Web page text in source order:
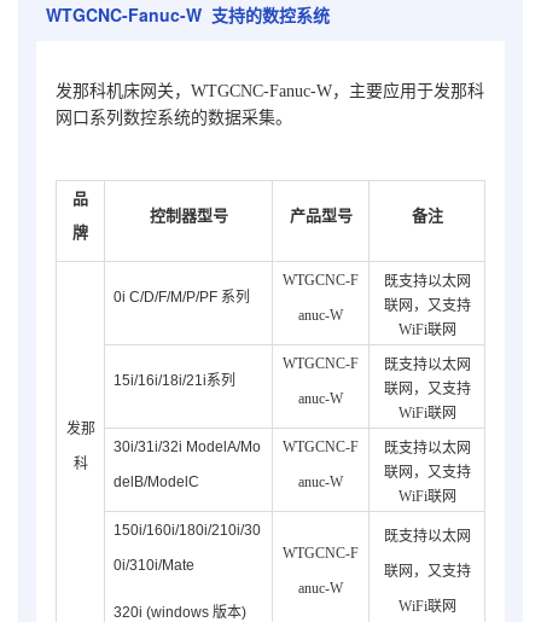
WTGCNC-Fanuc-W 支持的数控系统
发那科机床网关，WTGCNC-Fanuc-W，主要应用于发那科
网口系列数控系统的数据采集。
品
牌
控制器型号 产品型号 备注
发那
科
0i C/D/F/M/P/PF 系列
WTGCNC-F
anuc-W
既支持以太网
联网，又支持
WiFi联网
15i/16i/18i/21i系列
WTGCNC-F
anuc-W
既支持以太网
联网，又支持
WiFi联网
30i/31i/32i ModelA/Mo
del B/ModelC
WTGCNC-F
anuc-W
既支持以太网
联网，又支持
WiFi联网
150i/160i/180i/210i/30
0i/310i/Mate
320i (windows 版本)
WTGCNC-F
anuc-W
既支持以太网
联网，又支持
WiFi联网